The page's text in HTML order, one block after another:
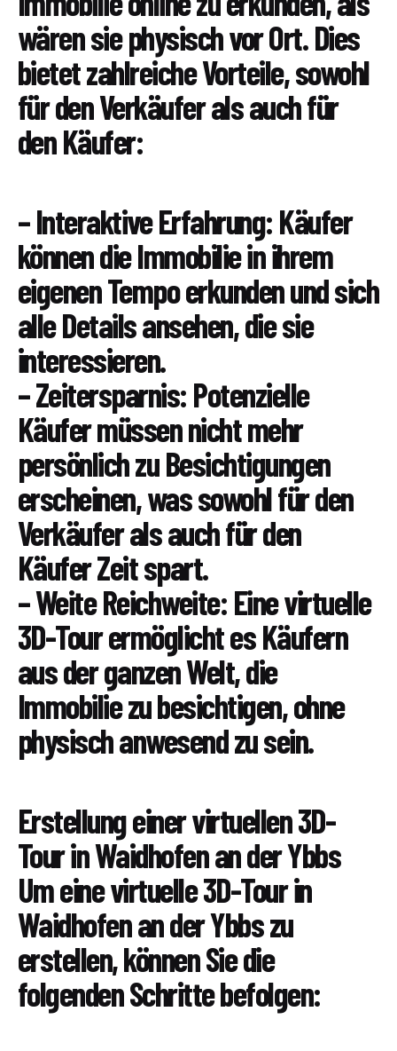
wären sie physisch vor Ort. Dies
bietet zahlreiche Vorteile, sowohl
für den Verkäufer als auch für
den Käufer:
– Interaktive Erfahrung: Käufer
können die Immobilie in ihrem
eigenen Tempo erkunden und sich
alle Details ansehen, die sie
interessieren.
– Zeitersparnis: Potenzielle
Käufer müssen nicht mehr
persönlich zu Besichtigungen
erscheinen, was sowohl für den
Verkäufer als auch für den
Käufer Zeit spart.
– Weite Reichweite: Eine virtuelle
3D-Tour ermöglicht es Käufern
aus der ganzen Welt, die
Immobilie zu besichtigen, ohne
physisch anwesend zu sein.
Erstellung einer virtuellen 3D-
Tour in Waidhofen an der Ybbs
Um eine virtuelle 3D-Tour in
Waidhofen an der Ybbs zu
erstellen, können Sie die
folgenden Schritte befolgen: